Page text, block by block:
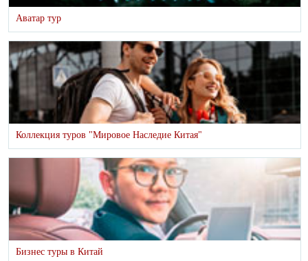
Аватар тур
Коллекция туров "Мировое Наследие Китая"
Бизнес туры в Китай